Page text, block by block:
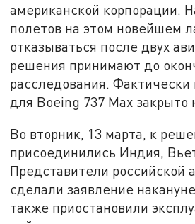
американской корпорации.
полетов на этом новейшем
отказываться после двух
решения принимают до
расследования. Фактически
для Boeing 737 Max закрыто
Во вторник, 13 марта, к
присоединились Индия,
Представители российской
сделали заявление
также приостановили